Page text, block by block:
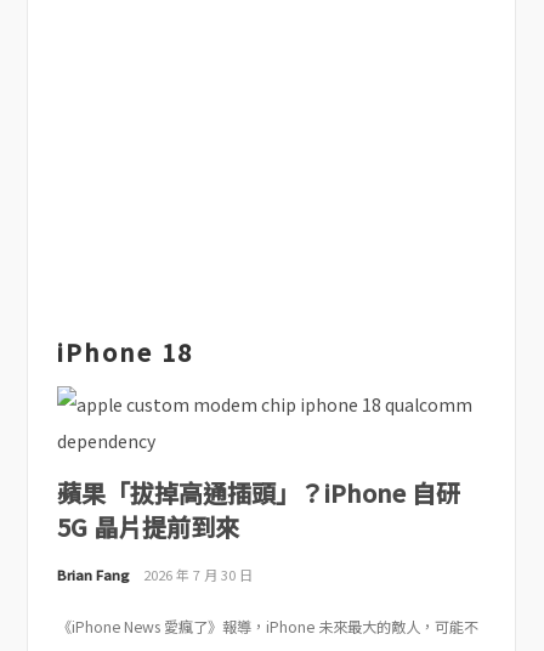
iPhone 18
蘋果「拔掉高通插頭」？iPhone 自研
5G 晶片提前到來
Brian Fang 2026 年 7 月 30 日
《iPhone News 愛瘋了》報導，iPhone 未來最大的敵人，可能不